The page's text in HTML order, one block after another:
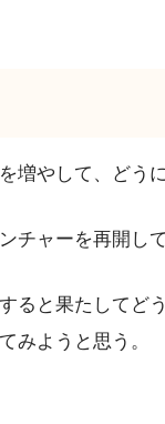
増やして、どう
チャーを再開し
ると果たしてどう
みようと思う。